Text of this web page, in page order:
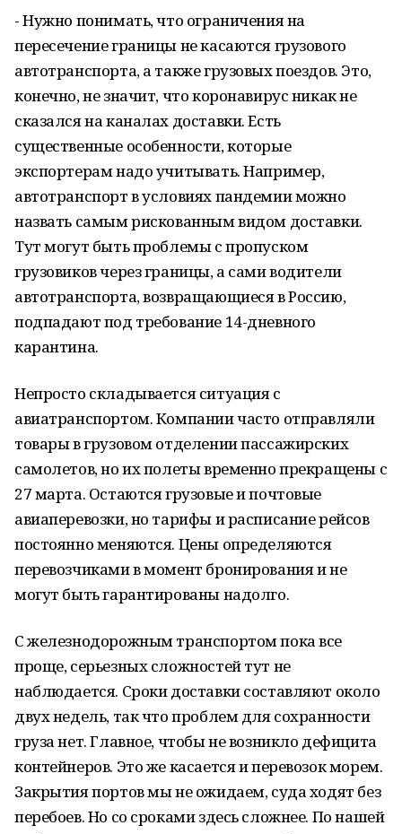
- Нужно понимать, что ограничения на
пересечение границы не касаются грузового
автотранспорта, а также грузовых поездов. Это,
конечно, не значит, что коронавирус никак не
сказался на каналах доставки. Есть
существенные особенности, которые
экспортерам надо учитывать. Например,
автотранспорт в условиях пандемии можно
назвать самым рискованным видом доставки.
Тут могут быть проблемы с пропуском
грузовиков через границы, а сами водители
автотранспорта, возвращающиеся в Россию,
подпадают под требование 14-дневного
карантина.
Непросто складывается ситуация с
авиатранспортом. Компании часто отправляли
товары в грузовом отделении пассажирских
самолетов, но их полеты временно прекращены с
27 марта. Остаются грузовые и почтовые
авиаперевозки, но тарифы и расписание рейсов
постоянно меняются. Цены определяются
перевозчиками в момент бронирования и не
могут быть гарантированы надолго.
С железнодорожным транспортом пока все
проще, серьезных сложностей тут не
наблюдается. Сроки доставки составляют около
двух недель, так что проблем для сохранности
груза нет. Главное, чтобы не возникло дефицита
контейнеров. Это же касается и перевозок морем.
Закрытия портов мы не ожидаем, суда ходят без
перебоев. Но со сроками здесь сложнее. По нашей